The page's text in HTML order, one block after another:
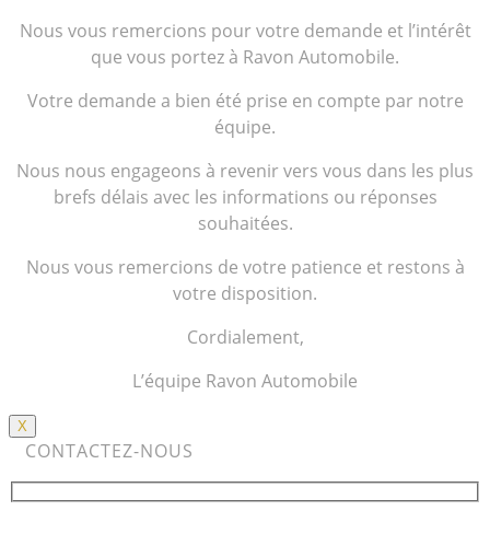
Nous vous remercions pour votre demande et l’intérêt
que vous portez à Ravon Automobile.
Votre demande a bien été prise en compte par notre
équipe.
Nous nous engageons à revenir vers vous dans les plus
brefs délais avec les informations ou réponses
souhaitées.
Nous vous remercions de votre patience et restons à
votre disposition.
Cordialement,
L’équipe Ravon Automobile
X
CONTACTEZ-NOUS